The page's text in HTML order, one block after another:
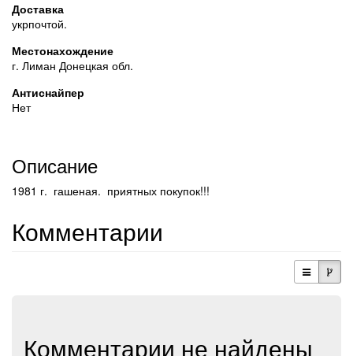
Доставка
укрпочтой.
Местонахождение
г. Лиман Донецкая обл.
Антиснайпер
Нет
Описание
1981 г. гашеная. приятных покупок!!!
Комментарии
Комментарии не найдены